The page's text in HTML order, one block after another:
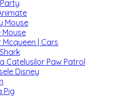
Mouse
Mouse
Mcqueen | Cars
Catelusilor Paw Patrol
Disney
Pig